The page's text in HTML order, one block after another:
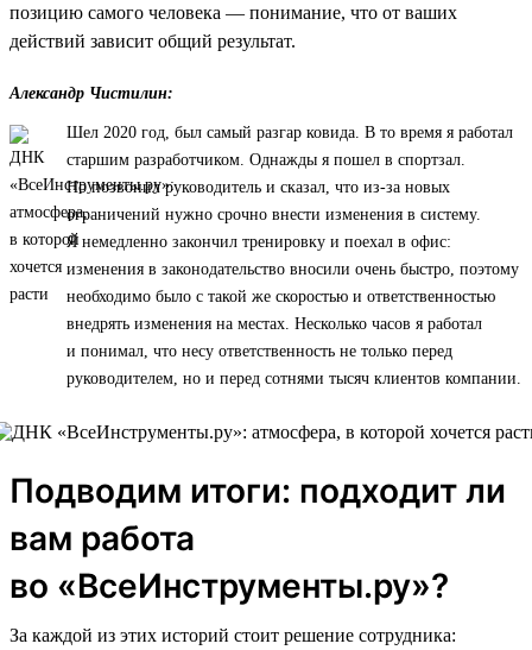
позицию самого человека — понимание, что от ваших
действий зависит общий результат.
Александр Чистилин:
Шел 2020 год, был самый разгар ковида. В то время я работал
старшим разработчиком. Однажды я пошел в спортзал.
Но позвонил руководитель и сказал, что из-за новых
ограничений нужно срочно внести изменения в систему.
Я немедленно закончил тренировку и поехал в офис:
изменения в законодательство вносили очень быстро, поэтому
необходимо было с такой же скоростью и ответственностью
внедрять изменения на местах. Несколько часов я работал
и понимал, что несу ответственность не только перед
руководителем, но и перед сотнями тысяч клиентов компании.
Подводим итоги: подходит ли
вам работа
во «ВсеИнструменты.ру»?
За каждой из этих историй стоит решение сотрудника: